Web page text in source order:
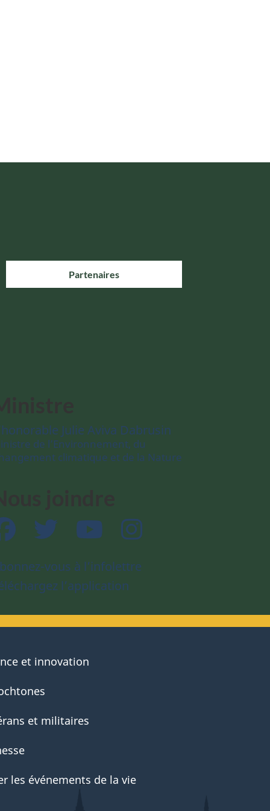
Partenaires
Julie Aviva Dabrusin
de l’Environnement, du
climatique et de la Nature
Facebook Twitter YouTube
vous à l’infolettre
l’application
et innovation
et militaires
les événements de la vie